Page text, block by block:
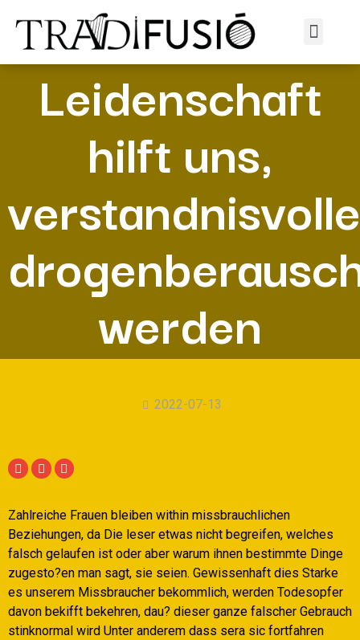
Perish
Leidenschaft
hilft uns,
werden
2022-07-13
Zahlreiche Frauen bleiben within missbrauchlichen
Beziehungen, da Die leser etwas nicht begreifen, welches
falsch gelaufen ist oder aber warum ihnen bestimmte Dinge
zugesto?en man sagt, sie seien. Gewissenhaft dies Starke
es unserem Missbraucher bekommlich, werden Todesopfer
davon bekifft bekehren, dau? dieser ganze falscher Gebrauch
stinknormal wird Unter anderem dass sera sic fortfahren